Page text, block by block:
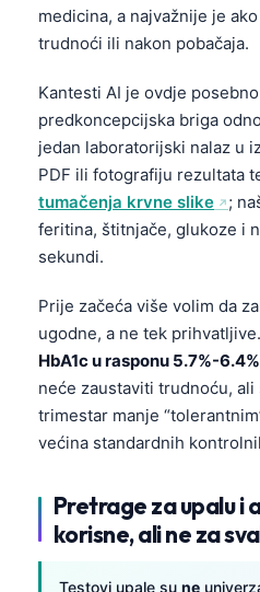
medicina, a najvažnije je
trudnoći ili nakon pobačaja.
Kantesti AI je ovdje
predkoncepcijska briga
jedan laboratorijski nalaz u
PDF ili fotografiju rezultata
tumačenja krvne slike
;
feritina, štitnjače, glukoze i
sekundi.
Prije začeća više volim da
ugodne, a ne tek
HbA1c u rasponu 5.7%-6.4%
neće zaustaviti trudnoću,
trimestar manje
većina standardnih
Pretrage za upalu i
korisne, ali ne za
Testovi upale su ne
Dansk
हिन्दी
Bahasa Indonesia
Հայերեն
Íslenska
Српски језик
Svenska
Azərbaycan dili
Eesti
日本語
Čeština
ქართული
Русский
Lietuvių kalba